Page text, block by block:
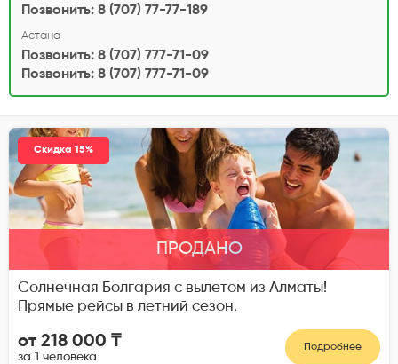
Позвонить: 8 (707) 77-77-189
Астана
Позвонить: 8 (707) 777-71-09
Позвонить: 8 (707) 777-71-09
Скидка 15%
ПРОДАНО
Солнечная Болгария с вылетом из Алматы!
Прямые рейсы в летний сезон.
от 218 000 ₸
за 1 человека
Подробнее